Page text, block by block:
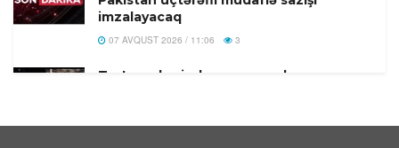
imzalayacaq
07 AVQUST 2026 / 11:06 3
Tərtər şəhərində ər və arvadın yanaraq